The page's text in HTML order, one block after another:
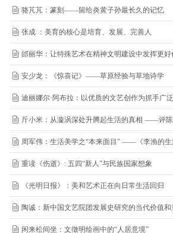
骆芃芃：篆刻——留给炎黄子孙最长久的记忆
张成 ：美育的核心是培育、发展、完善人
邰丽华：让特殊艺术在精神文明建设中发挥更好
安少龙：《惊喜记》——草原经验与草地诗学
迪丽娜尔·阿布拉：以优质的文艺创作为抓手广
斤小米：从漩涡深处升腾起生活的真相 ——评
周军伟：生活美学之“本来面目” ——《李渔的
重读《伤逝》: 五四“新人”与民族国家想象
《光明日报》：美和艺术正在向日常生活回归
陶诚：新中国文艺院团发展史研究的当代价值和
闲来松间坐：文徵明绘画中的“人居意境”